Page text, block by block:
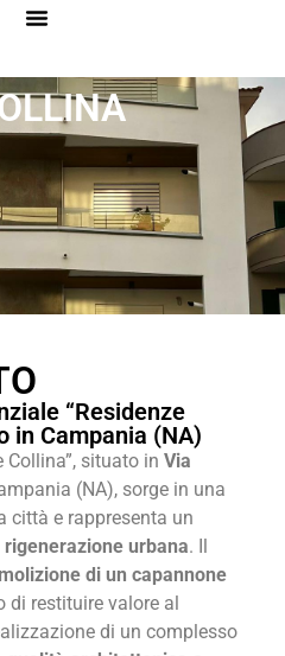
“Residenze
in Campania (NA)
Collina”, situato in Via
(NA), sorge in una
città e rappresenta un
rigenerazione urbana. Il
di un capannone
di restituire valore al
di un complesso